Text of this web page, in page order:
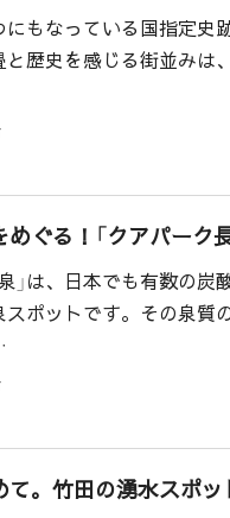
にもなっている国指定
歴史を感じる街並みは
ぐる！「クアパーク長
」は、日本でも有数の
スポットです。その泉
。竹田の湧水スポッ